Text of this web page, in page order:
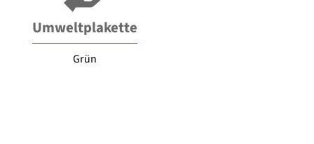
Umweltplakette
Grün